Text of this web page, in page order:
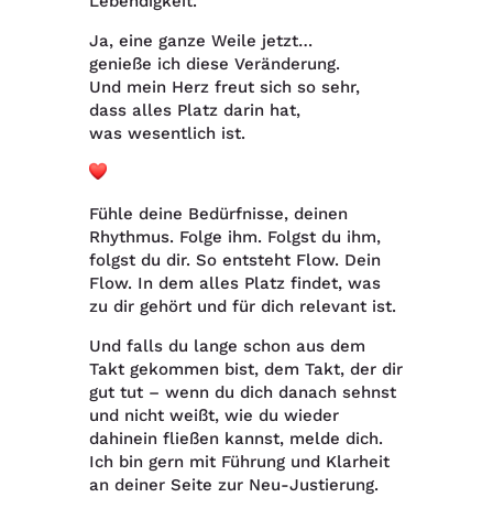
Ja, eine ganze Weile jetzt…
genieße ich diese Veränderung.
Und mein Herz freut sich so sehr,
dass alles Platz darin hat,
was wesentlich ist.
Fühle deine Bedürfnisse, deinen
Rhythmus. Folge ihm. Folgst du ihm,
folgst du dir. So entsteht Flow. Dein
Flow. In dem alles Platz findet, was
zu dir gehört und für dich relevant ist.
Und falls du lange schon aus dem
Takt gekommen bist, dem Takt, der dir
gut tut – wenn du dich danach sehnst
und nicht weißt, wie du wieder
dahinein fließen kannst, melde dich.
Ich bin gern mit Führung und Klarheit
an deiner Seite zur Neu-Justierung.